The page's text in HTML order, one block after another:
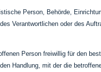
Person, Behörde,
Verantwortlichen oder des
Person freiwillig für den
Handlung, mit der die